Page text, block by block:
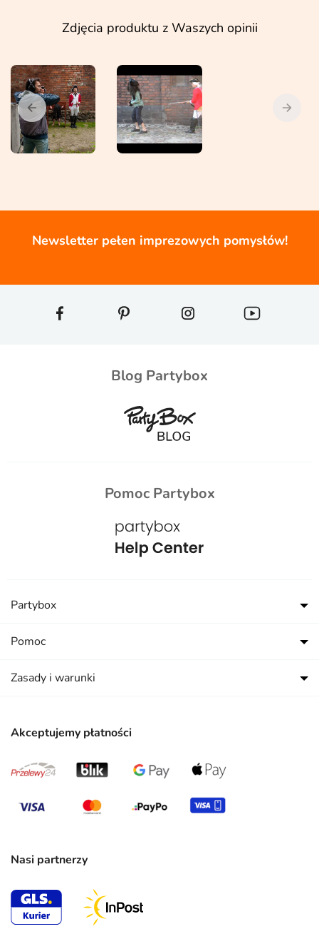
Zdjęcia produktu z Waszych opinii
Newsletter pełen imprezowych pomysłów!
Blog Partybox
Pomoc Partybox
Akceptujemy płatności
Nasi partnerzy
Partybox
Pomoc
Zasady i warunki